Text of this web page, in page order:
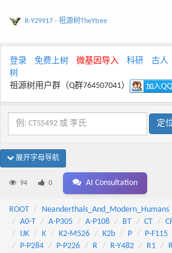
R-Y29917 - 祖源树TheYtree
登录 免费上树 微基因导入 科研 古人
树
祖源树用户群（Q群764507041）
展开字母导航
94 0 AI Consultation
ROOT Neanderthals_And_Modern_Humans
A0-T
A-P305 A-P108 BT CT
IJK
K K2-M526 K2b P P-F115
P-P284
P-P226 R R-Y482 R1